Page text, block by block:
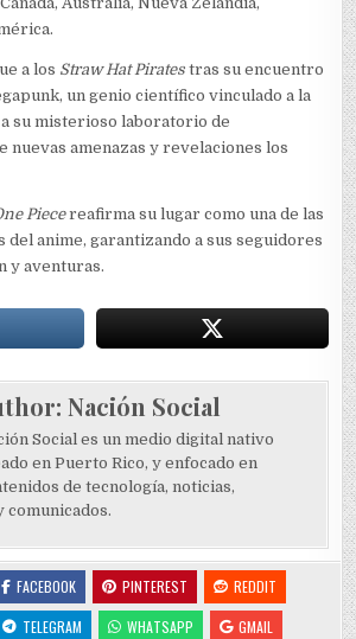
a los Straw Hat Pirates tras su encuentro
un genio científico vinculado a la
su misterioso laboratorio de
nuevas amenazas y revelaciones los
Piecereafirma su lugar como una de las
del anime, garantizando a sus seguidores
y aventuras.
Nación Social
Social es un medio digital nativo
en Puerto Rico, y enfocado en
de tecnología, noticias,
FACEBOOK PINTEREST
REDDIT
TELEGRAM WHATSAPP
GMAIL